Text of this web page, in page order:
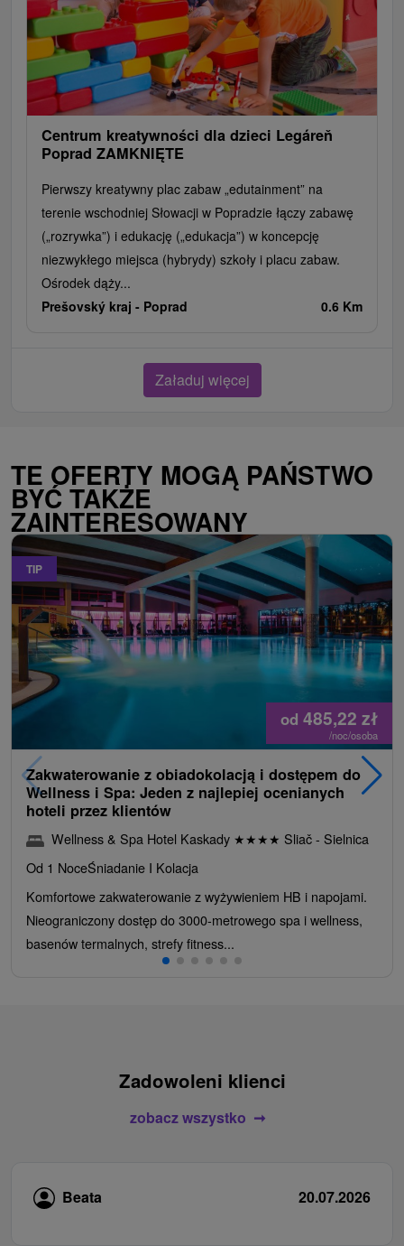
Centrum kreatywności dla dzieci Legáreň
Poprad ZAMKNIĘTE
Pierwszy kreatywny plac zabaw „edutainment” na
terenie wschodniej Słowacji w Popradzie łączy zabawę
(„rozrywka”) i edukację („edukacja”) w koncepcję
niezwykłego miejsca (hybrydy) szkoły i placu zabaw.
Ośrodek dąży...
Prešovský kraj - Poprad 0.6 Km
Załaduj więcej
TE OFERTY MOGĄ PAŃSTWO
BYĆ TAKŻE
ZAINTERESOWANY
TIP
od 485,22 zł
/noc/osoba
Zakwaterowanie z obiadokolacją i dostępem do
Wellness i Spa: Jeden z najlepiej ocenianych
hoteli przez klientów
Wellness & Spa Hotel Kaskady ★★★★ Sliač - Sielnica
Od 1 NoceŚniadanie I Kolacja
Komfortowe zakwaterowanie z wyżywieniem HB i napojami.
Nieograniczony dostęp do 3000-metrowego spa i wellness,
basenów termalnych, strefy fitness...
Zadowoleni klienci
zobacz wszystko
Beata 20.07.2026